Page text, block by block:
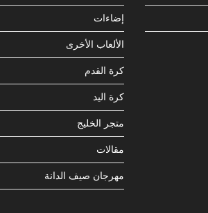
إضاءات
الألعاب الأخرى
كرة القدم
كرة اليد
متجر الخليج
مقالات
مهرجان صيف الدانة